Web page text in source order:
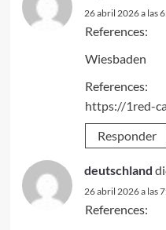
26 abril 2026 a las
References:
Wiesbaden
References:
https://1red-
Responder
deutschland
26 abril 2026 a las
References: